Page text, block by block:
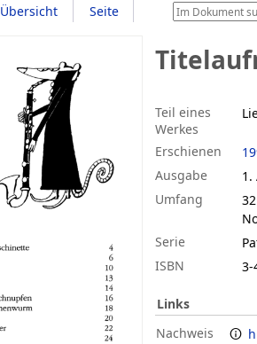
Übersicht Seite
Teil eines
Werkes
Erschienen
Ausgabe
1.
Umfang
Serie
ISBN
3-
Links
Nachweis